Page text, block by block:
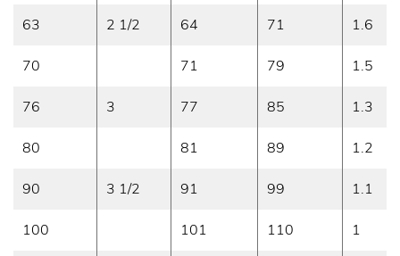
63 2 1/2 64 71 1.6
70 71 79 1.5
76 3 77 85 1.3
80 81 89 1.2
90 3 1/2 91 99 1.1
100 101 110 1